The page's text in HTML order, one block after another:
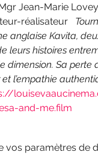
Jean-Marie
réalisateur
anglaise Kavita,
leurs histoires
dimension. Sa
l’empathie
and-me.film
vos paramètres de